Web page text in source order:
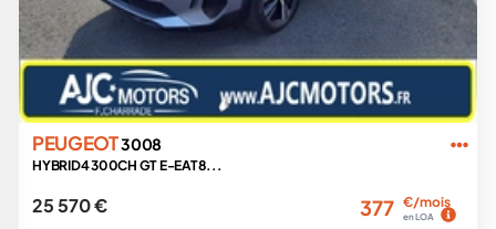
PEUGEOT3008
HYBRID4 300CH GT E-EAT8...
25 570 € 377 €/mois
en LOA